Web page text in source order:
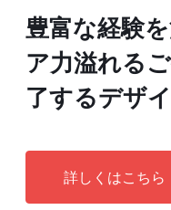
豊富な経験
ア力溢れる
了するデザ
詳しくはこちら